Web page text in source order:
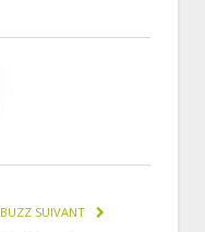
BUZZ SUIVANT